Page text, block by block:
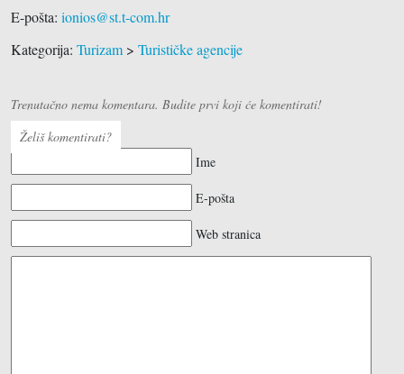
E-pošta: ionios@st.t-com.hr
Kategorija: Turizam > Turističke agencije
Trenutačno nema komentara. Budite prvi koji će komentirati!
Želiš komentirati?
Ime
E-pošta
Web stranica